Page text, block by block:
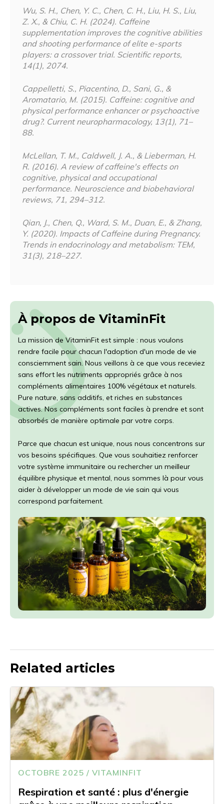
Wu, S. H., Chen, Y. C., Chen, C. H., Liu, H. S., Liu,
Z. X., & Chiu, C. H. (2024). Caffeine
supplementation improves the cognitive abilities
and shooting performance of elite e-sports
players: a crossover trial. Scientific reports,
14(1), 2074.
Cappelletti, S., Piacentino, D., Sani, G., &
Aromatario, M. (2015). Caffeine: cognitive and
physical performance enhancer or psychoactive
drug?. Current neuropharmacology, 13(1), 71–
88.
McLellan, T. M., Caldwell, J. A., & Lieberman, H.
R. (2016). A review of caffeine's effects on
cognitive, physical and occupational
performance. Neuroscience and biobehavioral
reviews, 71, 294–312.
Qian, J., Chen, Q., Ward, S. M., Duan, E., & Zhang,
Y. (2020). Impacts of Caffeine during Pregnancy.
Trends in endocrinology and metabolism: TEM,
31(3), 218–227.
À propos de VitaminFit
La mission de VitaminFit est simple : nous voulons
rendre facile pour chacun l'adoption d'un mode de vie
consciemment sain. Nous veillons à ce que vous receviez
sans effort les nutriments appropriés grâce à nos
compléments alimentaires 100% végétaux et naturels.
Pure nature, sans additifs, et riches en substances
actives. Nos compléments sont faciles à prendre et sont
absorbés de manière optimale par votre corps.
Parce que chacun est unique, nous nous concentrons sur
vos besoins spécifiques. Que vous souhaitiez renforcer
votre système immunitaire ou rechercher un meilleur
équilibre physique et mental, nous sommes là pour vous
aider à développer un mode de vie sain qui vous
correspond parfaitement.
Related articles
OCTOBRE 2025 / VITAMINFIT
Respiration et santé : plus d'énergie